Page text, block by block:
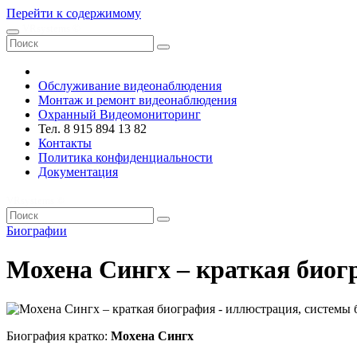
Перейти к содержимому
Обслуживание видеонаблюдения
Монтаж и ремонт видеонаблюдения
Охранный Видеомониторинг
Тел. 8 915 894 13 82
Контакты
Политика конфиденциальности
Документация
Биографии
Мохена Сингх – краткая
Биография кратко: Мохена Сингх